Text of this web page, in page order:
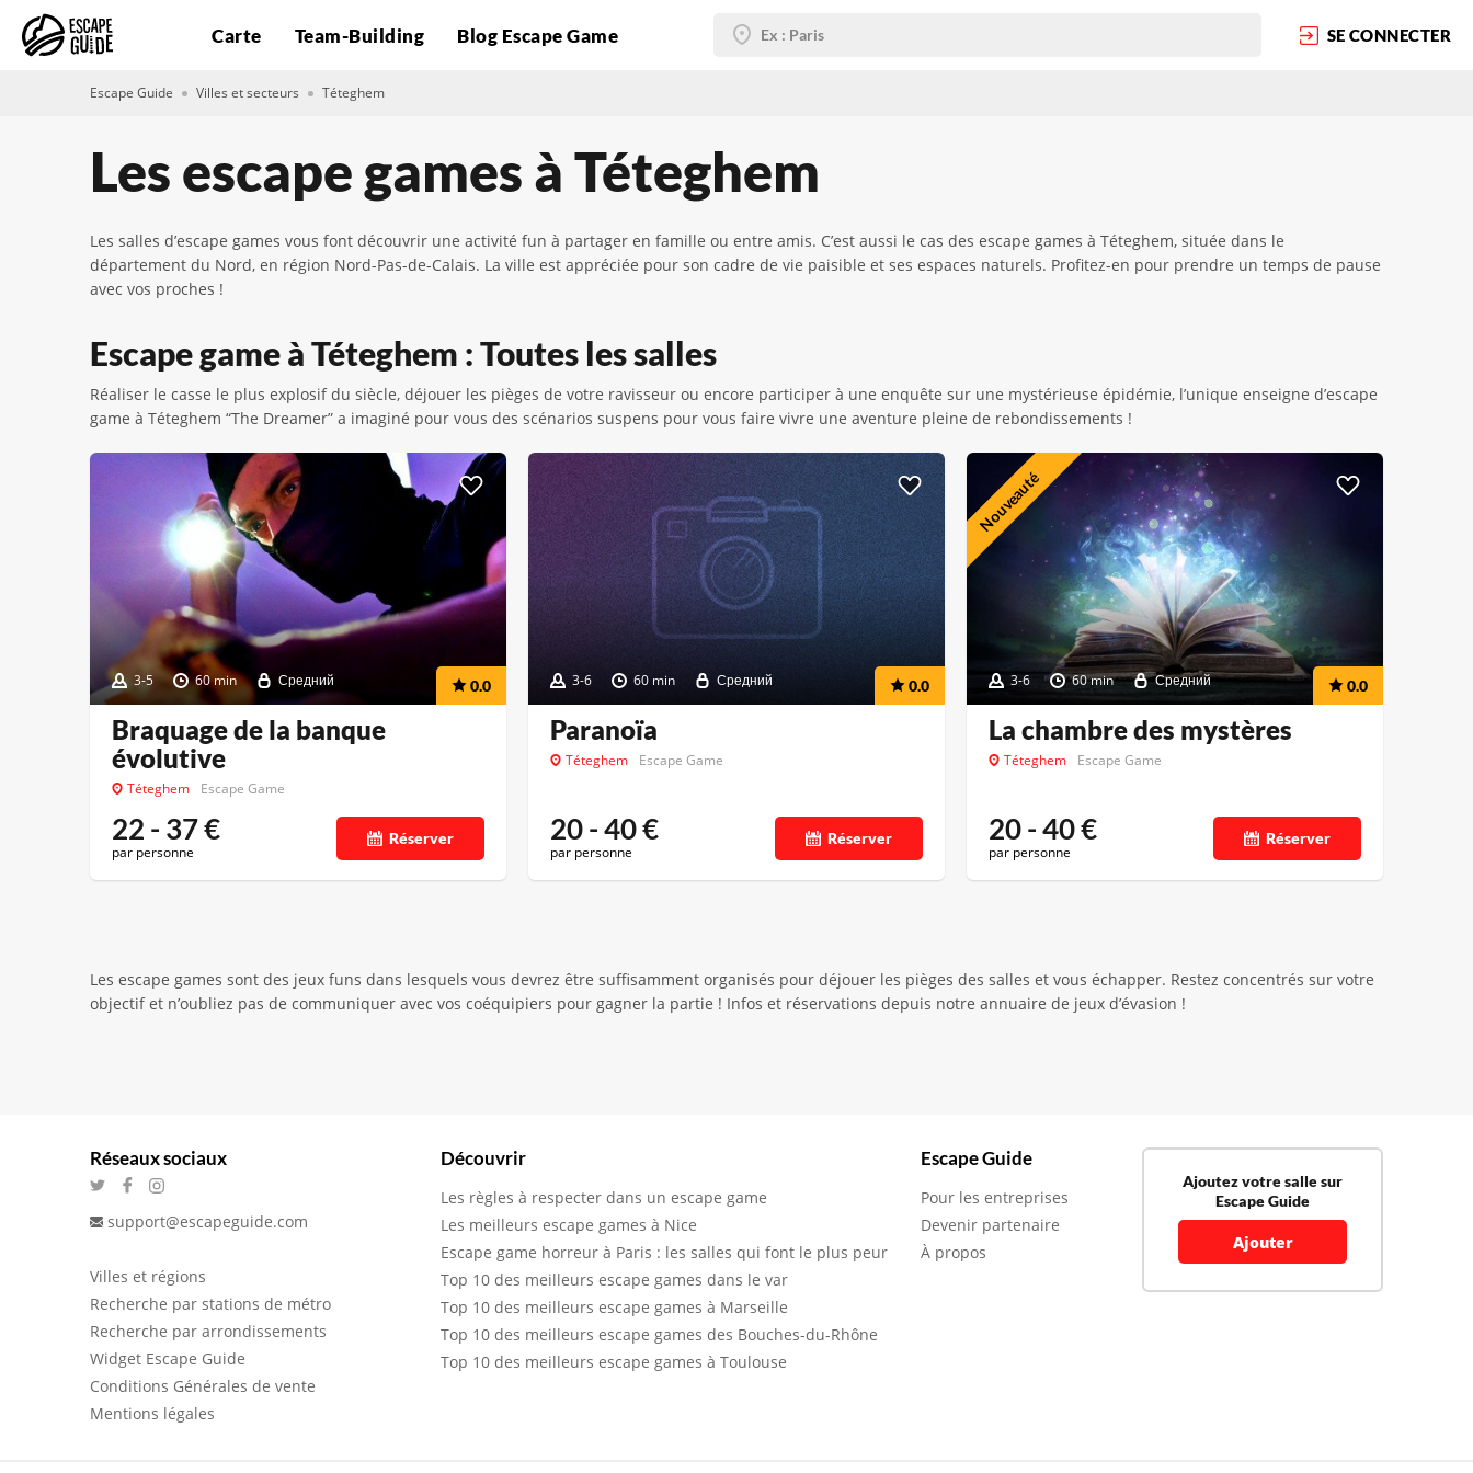
Carte Team-Building Blog Escape Game SE CONNECTER
Escape Guide Villes et secteurs Téteghem
Les escape games à Téteghem
Les salles d’escape games vous font découvrir une activité fun à partager en famille ou entre amis. C’est aussi le cas des escape games à Téteghem, située dans le
département du Nord, en région Nord-Pas-de-Calais. La ville est appréciée pour son cadre de vie paisible et ses espaces naturels. Profitez-en pour prendre un temps de pause
avec vos proches !
Escape game à Téteghem : Toutes les salles
Réaliser le casse le plus explosif du siècle, déjouer les pièges de votre ravisseur ou encore participer à une enquête sur une mystérieuse épidémie, l’unique enseigne d’escape
game à Téteghem “The Dreamer” a imaginé pour vous des scénarios suspens pour vous faire vivre une aventure pleine de rebondissements !
3-5 60 min Средний 0.0
Braquage de la banque
évolutive
Téteghem Escape Game
22 - 37€
par personne
Réserver
3-6 60 min Средний 0.0
Paranoïa
Téteghem Escape Game
20 - 40€
par personne
Réserver
3-6 60 min Средний 0.0
Nouveauté
La chambre des mystères
Téteghem Escape Game
20 - 40€
par personne
Réserver
Les escape games sont des jeux funs dans lesquels vous devrez être suffisamment organisés pour déjouer les pièges des salles et vous échapper. Restez concentrés sur votre
objectif et n’oubliez pas de communiquer avec vos coéquipiers pour gagner la partie ! Infos et réservations depuis notre annuaire de jeux d’évasion !
Réseaux sociaux
support@escapeguide.com
Villes et régions
Recherche par stations de métro
Recherche par arrondissements
Widget Escape Guide
Conditions Générales de vente
Mentions légales
Découvrir
Les règles à respecter dans un escape game
Les meilleurs escape games à Nice
Escape game horreur à Paris : les salles qui font le plus peur
Top 10 des meilleurs escape games dans le var
Top 10 des meilleurs escape games à Marseille
Top 10 des meilleurs escape games des Bouches-du-Rhône
Top 10 des meilleurs escape games à Toulouse
Escape Guide
Pour les entreprises
Devenir partenaire
À propos
Ajoutez votre salle sur
Escape Guide
Ajouter